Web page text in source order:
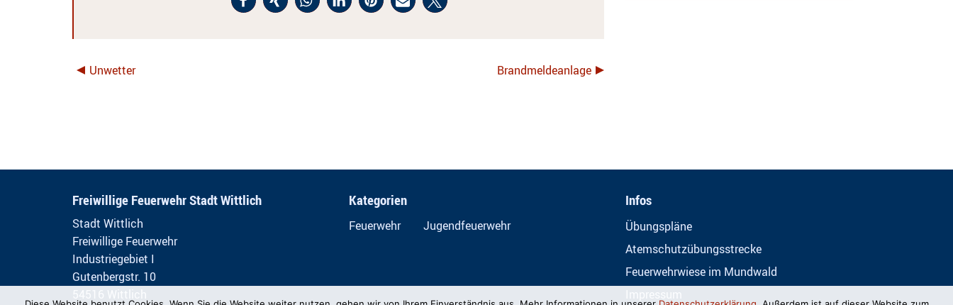
Unwetter Brandmeldeanlage
Freiwillige Feuerwehr Stadt Wittlich
Stadt Wittlich
Freiwillige Feuerwehr
Industriegebiet I
Gutenbergstr. 10
Kategorien
Feuerwehr Jugendfeuerwehr
Infos
Übungspläne
Atemschutzübungsstrecke
Feuerwehrwiese im Mundwald